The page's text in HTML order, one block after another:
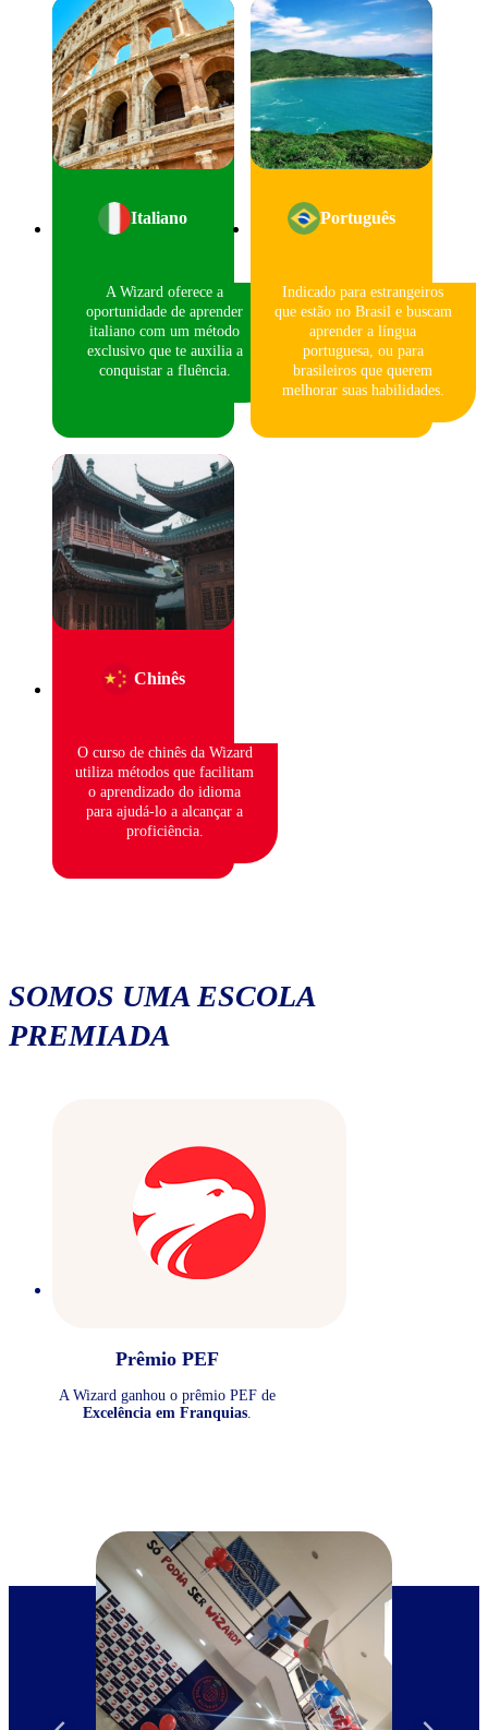
Italiano
A Wizard oferece a
oportunidade de aprender
italiano com um método
exclusivo que te auxilia a
conquistar a fluência.
Português
Indicado para estrangeiros
que estão no Brasil e buscam
aprender a língua
portuguesa, ou para
brasileiros que querem
melhorar suas habilidades.
Chinês
O curso de chinês da Wizard
utiliza métodos que facilitam
o aprendizado do idioma
para ajudá-lo a alcançar a
proficiência.
SOMOS UMA ESCOLA
PREMIADA
Prêmio PEF
A Wizard ganhou o prêmio PEF de
Excelência em Franquias.